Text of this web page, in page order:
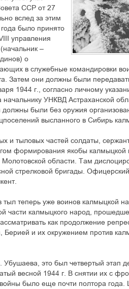
ССР от 27
вслед за этим
было принято
управления
–
о
в служебные командировки
Затем они должны были
1944 г., согласно личному
УНКВД Астраханской
были без оружия
высланного в Сибирь
и тыловых частей солдаты,
формирования якобы калмыцкой
Молотовской области. Там
стрелковой бригады.
теперь уже воинов калмыцкой
части калмыцкого народ,
как продолжение
и их окружением против
это был четвертый этап
весной 1944 г. В снятии их с
было еще почти полтора